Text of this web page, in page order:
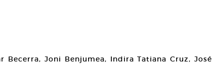
Becerra, Joni Benjumea, Indira Tatiana Cruz, José